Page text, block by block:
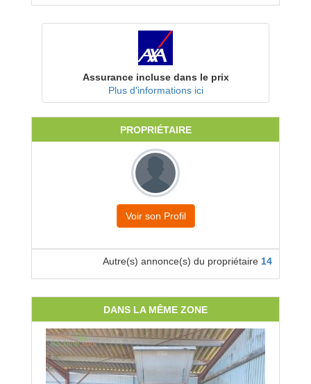
Assurance incluse dans le prix
Plus d'informations ici
PROPRIÉTAIRE
Voir son Profil
Autre(s) annonce(s) du propriétaire 14
DANS LA MÊME ZONE